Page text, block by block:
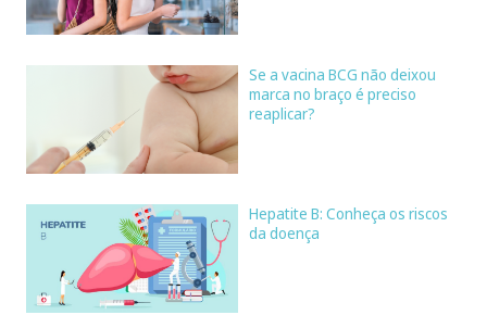
Se a vacina BCG não deixou
marca no braço é preciso
reaplicar?
Hepatite B: Conheça os riscos
da doença